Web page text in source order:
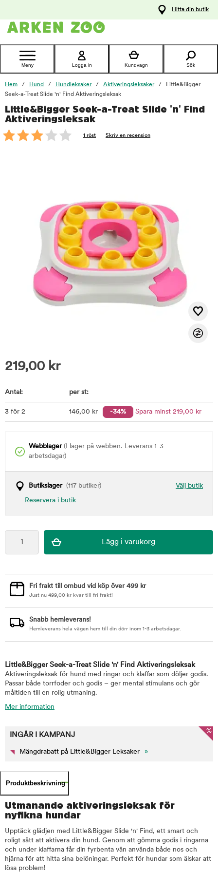
Kontakta
Hitta din butik
Meny Logga in Kundvagn Sök
Hem Hund Hundleksaker Aktiveringsleksaker
Little&Bigger
Seek-a-Treat Slide 'n' Find Aktiveringsleksak
Little&Bigger Seek-a-Treat Slide 'n' Find
Aktiveringsleksak
1 röst Skriv en recension
219,00 kr
Antal: per st:
3 för 2 146,00 kr -34% Spara minst 219,00 kr
Webblager(I lager på webben. Leverans 1-3
arbetsdagar)
Välj butik
Butikslager(117 butiker)
Reservera i butik
foo
Fri frakt till ombud vid köp över 499 kr
Just nu 499,00 kr kvar till fri frakt!
Snabb hemleverans!
Hemleverans hela vägen hem till din dörr inom 1-3 arbetsdagar.
Little&Bigger Seek-a-Treat Slide 'n' Find Aktiveringsleksak
Aktiveringsleksak för hund med ringar och klaffar som döljer godis.
Passar både torrfoder och godis – ger mental stimulans och gör
måltiden till en rolig utmaning.
Mer information
%
INGÅR I KAMPANJ
Mängdrabatt på Little&Bigger Leksaker »
Produktbeskrivning
Utmanande aktiveringsleksak för
nyfikna hundar
Upptäck glädjen med Little&Bigger Slide 'n' Find, ett smart och
roligt sätt att aktivera din hund. Genom att gömma godis i ringarna
och under klaffarna får din fyrbenta vän använda både nos och
hjärna för att hitta sina belöningar. Perfekt för hundar som älskar att
lösa problem!